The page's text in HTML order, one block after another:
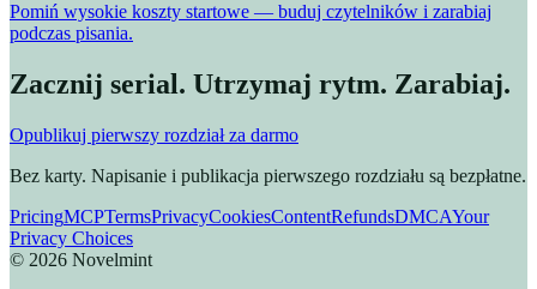
Pomiń wysokie koszty startowe — buduj czytelników i zarabiaj
podczas pisania.
Zacznij serial. Utrzymaj rytm. Zarabiaj.
Opublikuj pierwszy rozdział za darmo
Bez karty. Napisanie i publikacja pierwszego rozdziału są bezpłatne.
PricingMCPTermsPrivacyCookiesContentRefundsDMCAYour
Privacy Choices
© 2026 Novelmint